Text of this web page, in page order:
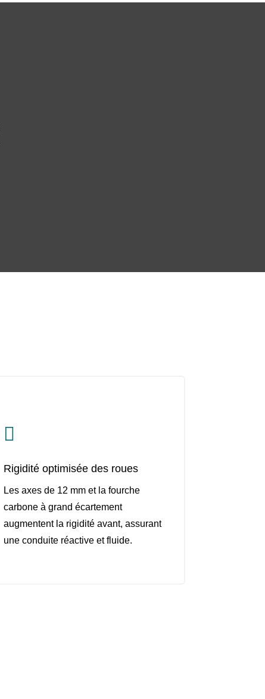

Rigidité optimisée des roues
Les axes de 12 mm et la fourche
carbone à grand écartement
augmentent la rigidité avant, assurant
une conduite réactive et fluide.